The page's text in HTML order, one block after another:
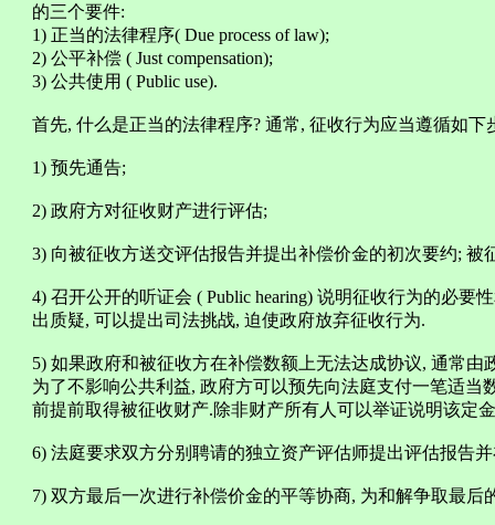
的三个要件:
1) 正当的法律程序( Due process of law);
2) 公平补偿 ( Just compensation);
3) 公共使用 ( Public use).
首先, 什么是正当的法律程序? 通常, 征收行为应当遵循如下
1) 预先通告;
2) 政府方对征收财产进行评估;
3) 向被征收方送交评估报告并提出补偿价金的初次要约; 被
4) 召开公开的听证会 ( Public hearing) 说明征收行为的必要
出质疑, 可以提出司法挑战, 迫使政府放弃征收行为.
5) 如果政府和被征收方在补偿数额上无法达成协议, 通常由
为了不影响公共利益, 政府方可以预先向法庭支付一笔适当
前提前取得被征收财产.除非财产所有人可以举证说明该定
6) 法庭要求双方分别聘请的独立资产评估师提出评估报告
7) 双方最后一次进行补偿价金的平等协商, 为和解争取最后